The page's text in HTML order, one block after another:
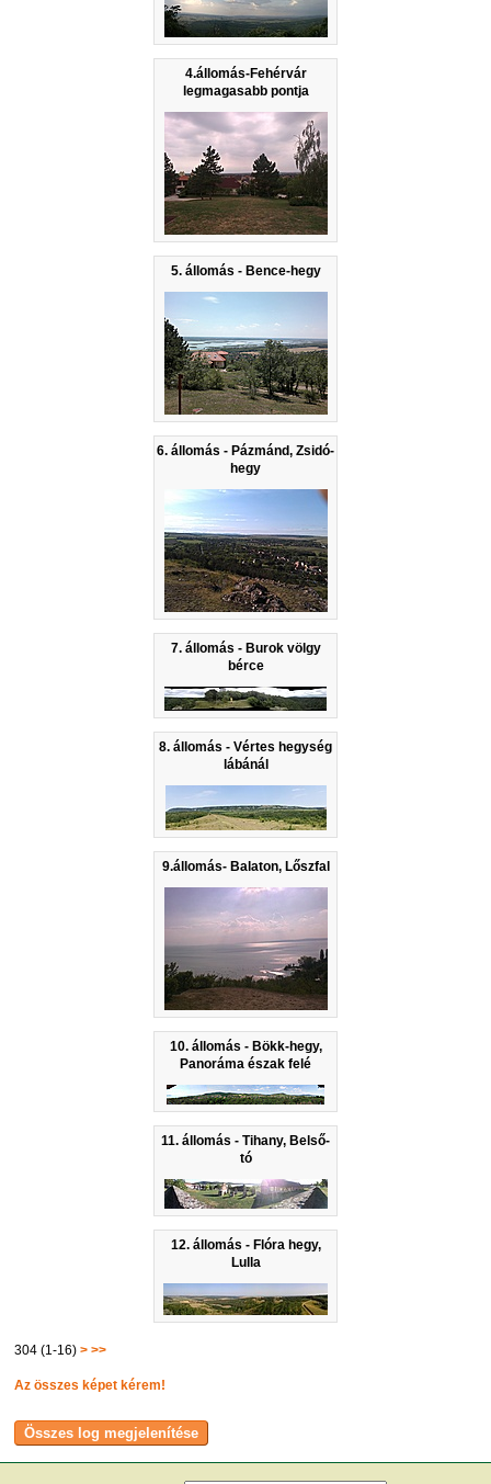
4.állomás-Fehérvár
legmagasabb pontja
5. állomás - Bence-hegy
6. állomás - Pázmánd, Zsidó-
hegy
7. állomás - Burok völgy
bérce
8. állomás - Vértes hegység
lábánál
9.állomás- Balaton, Lőszfal
10. állomás - Bökk-hegy,
Panoráma észak felé
11. állomás - Tihany, Belső-
tó
12. állomás - Flóra hegy,
Lulla
304 (1-16)> >>
Az összes képet kérem!